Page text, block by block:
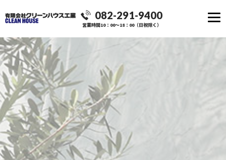
082-291-9400
営業時間10：00～18：00（日祝除く）